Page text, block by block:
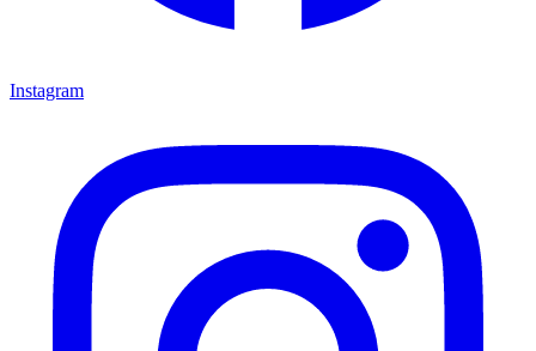
Instagram